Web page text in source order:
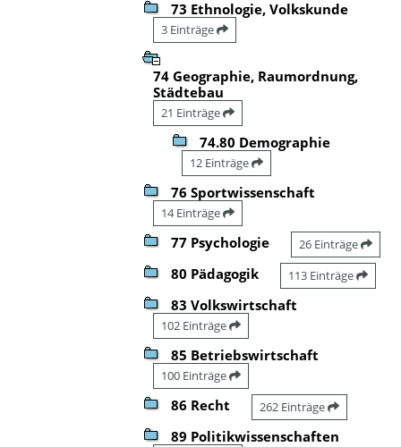
73 Ethnologie, Volkskunde
3 Einträge
74 Geographie, Raumordnung,
Städtebau
21 Einträge
74.80 Demographie
12 Einträge
76 Sportwissenschaft
14 Einträge
77 Psychologie 26 Einträge
80 Pädagogik 113 Einträge
83 Volkswirtschaft
102 Einträge
85 Betriebswirtschaft
100 Einträge
86 Recht 262 Einträge
89 Politikwissenschaften